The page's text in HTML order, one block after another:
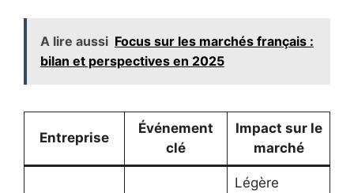
A lire aussi Focus sur les marchés français :
bilan et perspectives en 2025
Entreprise
Événement
clé
Impact sur le
marché
Légère